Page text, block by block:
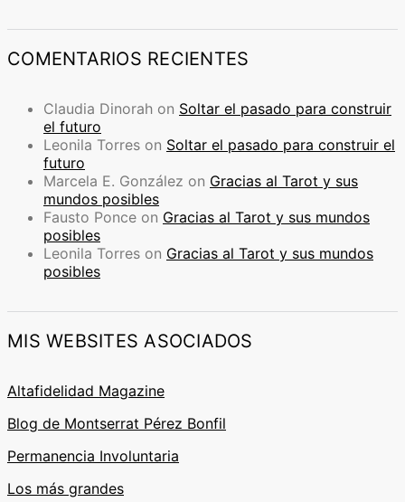
COMENTARIOS RECIENTES
Claudia Dinorah on Soltar el pasado para construir
el futuro
Leonila Torres on Soltar el pasado para construir el
futuro
Marcela E. González on Gracias al Tarot y sus
mundos posibles
Fausto Ponce on Gracias al Tarot y sus mundos
posibles
Leonila Torres on Gracias al Tarot y sus mundos
posibles
MIS WEBSITES ASOCIADOS
Altafidelidad Magazine
Blog de Montserrat Pérez Bonfil
Permanencia Involuntaria
Los más grandes